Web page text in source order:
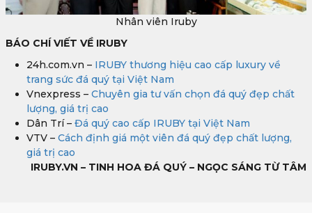
Nhân viên Iruby
BÁO CHÍ VIẾT VỀ IRUBY
24h.com.vn – IRUBY thương hiệu cao cấp luxury về
trang sức đá quý tại Việt Nam
Vnexpress – Chuyên gia tư vấn chọn đá quý đẹp chất
lượng, giá trị cao
Dân Trí – Đá quý cao cấp IRUBY tại Việt Nam
VTV – Cách định giá một viên đá quý đẹp chất lượng,
giá trị cao
IRUBY.VN – TINH HOA ĐÁ QUÝ – NGỌC SÁNG TỪ TÂM